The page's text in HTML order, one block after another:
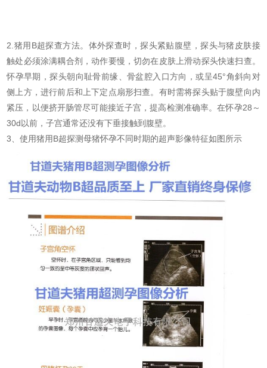
2.猪用B超探查方法。体外探查时，探头紧贴腹壁，探头与猪皮肤接
触处必须涂满耦合剂，动作要慢，切勿在皮肤上滑动探头快速扫查。
怀孕早期，探头朝向耻骨前缘、骨盆腔入口方向，或呈45°角斜向对
侧上方，进行前后和上下定点扇形扫查。有时需将探头贴于腹壁向内
紧压，以便挤开肠管尽可能接近子宫，提高检测准确率。在怀孕28～
30d以前，子宫通常还没有下垂接触到腹壁。
3、使用猪用B超探测母猪怀孕不同时期的超声影像特征如图所示